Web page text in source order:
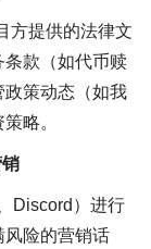
方提供的法律文
款（如代币赎
政策动态（如我
略。
Discord）进行
风险的营销话